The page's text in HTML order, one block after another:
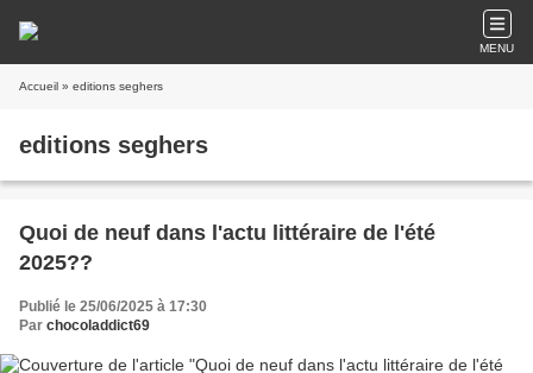
MENU
Accueil » editions seghers
editions seghers
Quoi de neuf dans l'actu littéraire de l'été
2025??
Publié le 25/06/2025 à 17:30
Par chocoladdict69